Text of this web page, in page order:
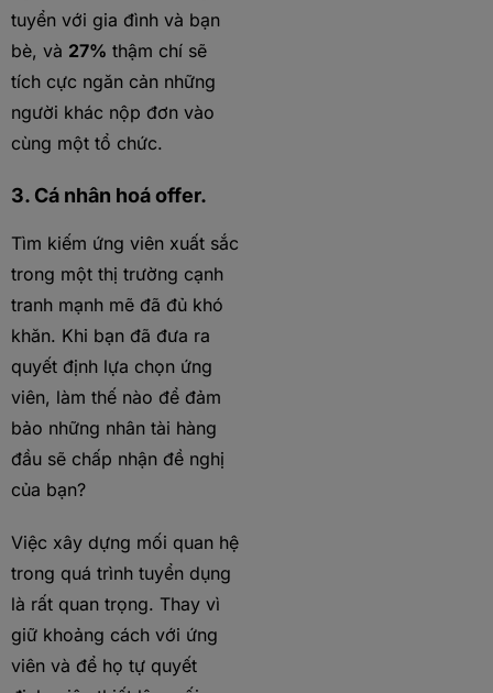
tuyển với gia đình và bạn
bè, và 27% thậm chí sẽ
tích cực ngăn cản những
người khác nộp đơn vào
cùng một tổ chức.
3. Cá nhân hoá offer.
Tìm kiếm ứng viên xuất sắc
trong một thị trường cạnh
tranh mạnh mẽ đã đủ khó
khăn. Khi bạn đã đưa ra
quyết định lựa chọn ứng
viên, làm thế nào để đảm
bảo những nhân tài hàng
đầu sẽ chấp nhận đề nghị
của bạn?
Việc xây dựng mối quan hệ
trong quá trình tuyển dụng
là rất quan trọng. Thay vì
giữ khoảng cách với ứng
viên và để họ tự quyết